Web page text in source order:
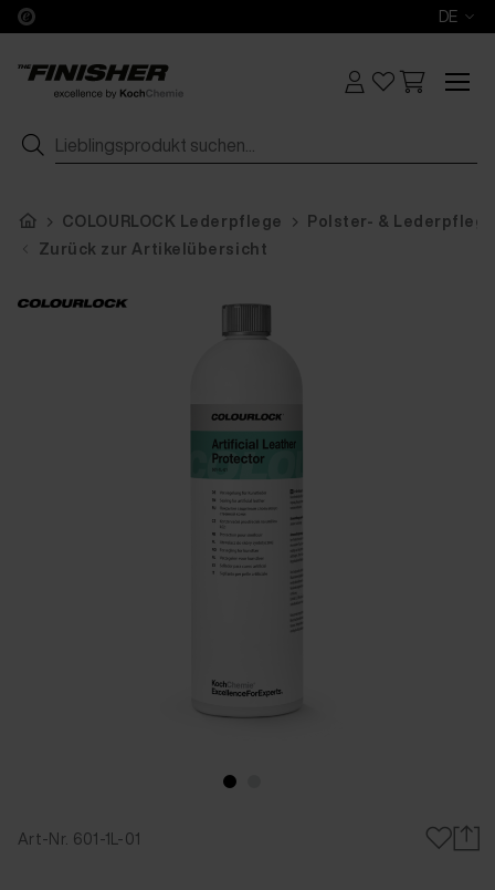
DE
COLOURLOCK Lederpflege
Polster- & Lederpflege
Zurück zur Artikelübersicht
Art-Nr. 601-1L-01